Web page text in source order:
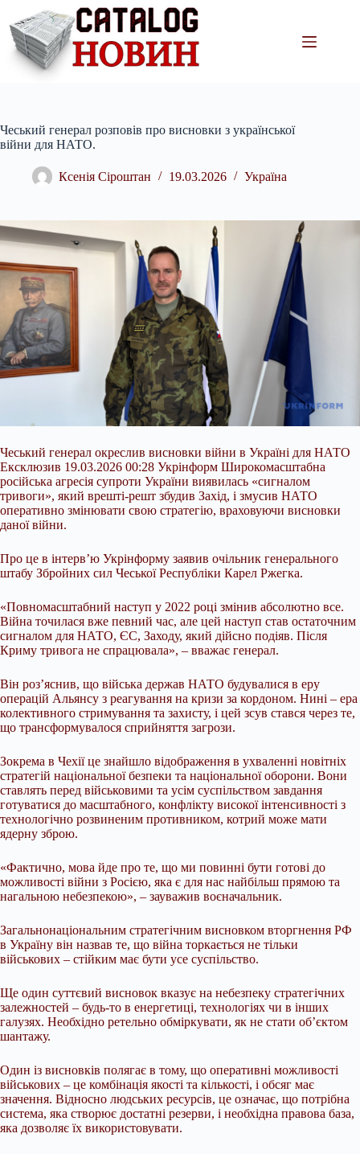
вмісту
Чеський генерал розповів про висновки з української
війни для НАТО.
Ксенія Сіроштан 19.03.2026 Україна
Чеський генерал окреслив висновки війни в Україні для НАТО
Ексклюзив 19.03.2026 00:28 Укрінформ Широкомасштабна
російська агресія супроти України виявилась «сигналом
тривоги», який врешті-решт збудив Захід, і змусив НАТО
оперативно змінювати свою стратегію, враховуючи висновки
даної війни.
Про це в інтерв’ю Укрінформу заявив очільник генерального
штабу Збройних сил Чеської Республіки Карел Ржегка.
«Повномасштабний наступ у 2022 році змінив абсолютно все.
Війна точилася вже певний час, але цей наступ став остаточним
сигналом для НАТО, ЄС, Заходу, який дійсно подіяв. Після
Криму тривога не спрацювала», – вважає генерал.
Він роз’яснив, що війська держав НАТО будувалися в еру
операцій Альянсу з реагування на кризи за кордоном. Нині – ера
колективного стримування та захисту, і цей зсув стався через те,
що трансформувалося сприйняття загрози.
Зокрема в Чехії це знайшло відображення в ухваленні новітніх
стратегій національної безпеки та національної оборони. Вони
ставлять перед військовими та усім суспільством завдання
готуватися до масштабного, конфлікту високої інтенсивності з
технологічно розвиненим противником, котрий може мати
ядерну зброю.
«Фактично, мова йде про те, що ми повинні бути готові до
можливості війни з Росією, яка є для нас найбільш прямою та
нагальною небезпекою», – зауважив воєначальник.
Загальнонаціональним стратегічним висновком вторгнення РФ
в Україну він назвав те, що війна торкається не тільки
військових – стійким має бути усе суспільство.
Ще один суттєвий висновок вказує на небезпеку стратегічних
залежностей – будь-то в енергетиці, технологіях чи в інших
галузях. Необхідно ретельно обміркувати, як не стати об’єктом
шантажу.
Один із висновків полягає в тому, що оперативні можливості
військових – це комбінація якості та кількості, і обсяг має
значення. Відносно людських ресурсів, це означає, що потрібна
система, яка створює достатні резерви, і необхідна правова база,
яка дозволяє їх використовувати.